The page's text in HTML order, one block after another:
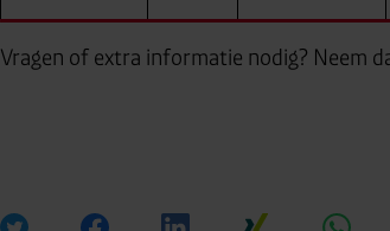
Vragen of extra informatie nodig? Neem